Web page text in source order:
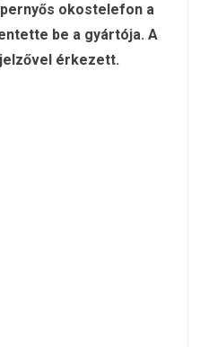
okostelefon a
be a gyártója. A
érkezett.